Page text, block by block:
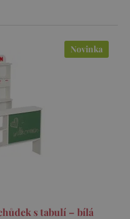
Novinka
s tabulí – bílá